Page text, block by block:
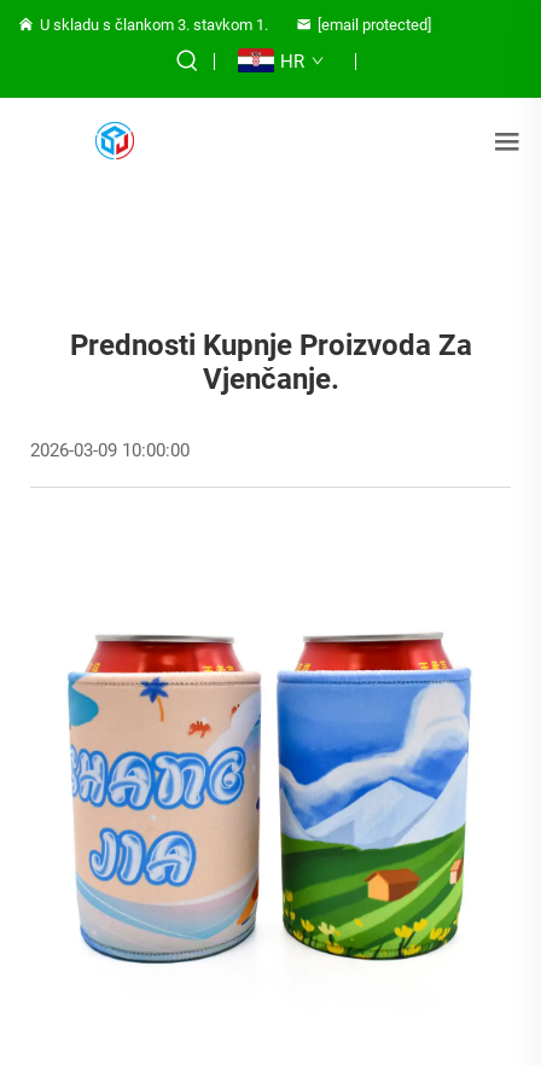
U skladu s člankom 3. stavkom 1. [email protected]
HR
Prednosti Kupnje Proizvoda Za
Vjenčanje.
2026-03-09 10:00:00